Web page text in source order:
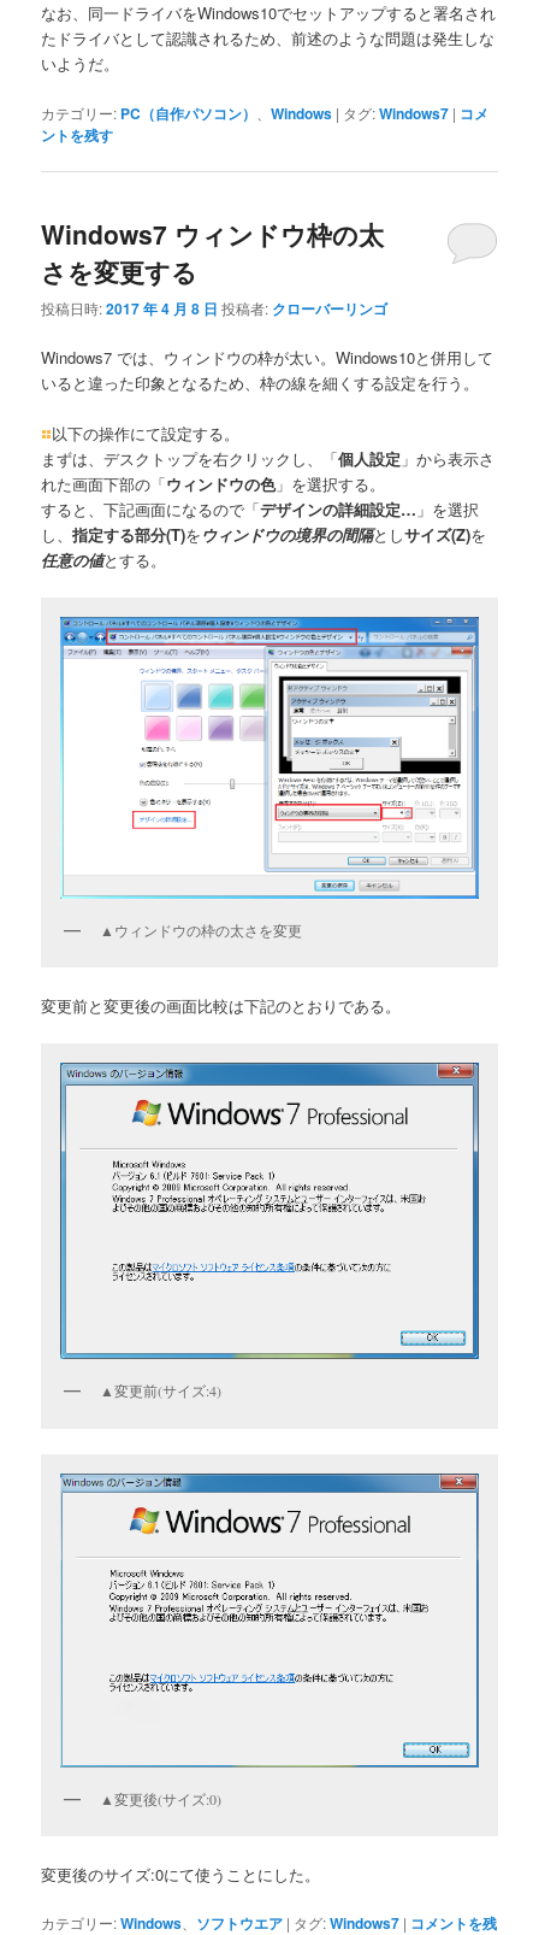
なお、同一ドライバをWindows10でセットアップすると署名され
たドライバとして認識されるため、前述のような問題は発生しな
いようだ。
カテゴリー: PC（自作パソコン） 、Windows | タグ:Windows7 | コメ
ントを残す
Windows7 ウィンドウ枠の太
さを変更する
投稿日時:2017 年 4 月 8 日 投稿者: クローバーリンゴ
Windows7 では、ウィンドウの枠が太い。Windows10と併用して
いると違った印象となるため、枠の線を細くする設定を行う。
以下の操作にて設定する。
まずは、デスクトップを右クリックし、「個人設定 」から表示さ
れた画面下部の「ウィンドウの色」を選択する。
すると、下記画面になるので「デザインの詳細設定… 」を選択
し、指定する部分(T)をウィンドウの境界の間隔としサイズ(Z)を
任意の値とする。
▲ウィンドウの枠の太さを変更
変更前と変更後の画面比較は下記のとおりである。
▲変更前(サイズ:4)
▲変更後(サイズ:0)
変更後のサイズ:0にて使うことにした。
カテゴリー:Windows、 ソフトウエア | タグ:Windows7 | コメントを残